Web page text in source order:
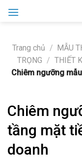
Trang chủ / MẪU
TRỌNG / THIẾT
Chiêm ngưỡng
Chiêm
tầng mặt
doanh